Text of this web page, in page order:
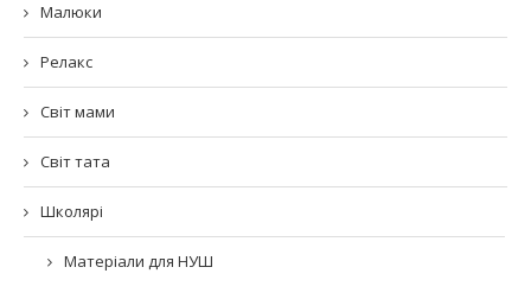
Малюки
Релакс
Світ мами
Світ тата
Школярі
Матеріали для НУШ